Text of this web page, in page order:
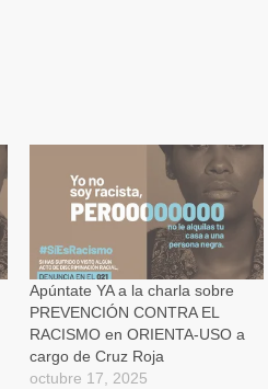
Apúntate YA a la charla sobre
PREVENCIÓN CONTRA EL
RACISMO en ORIENTA-USO a
cargo de Cruz Roja
octubre 17, 2025